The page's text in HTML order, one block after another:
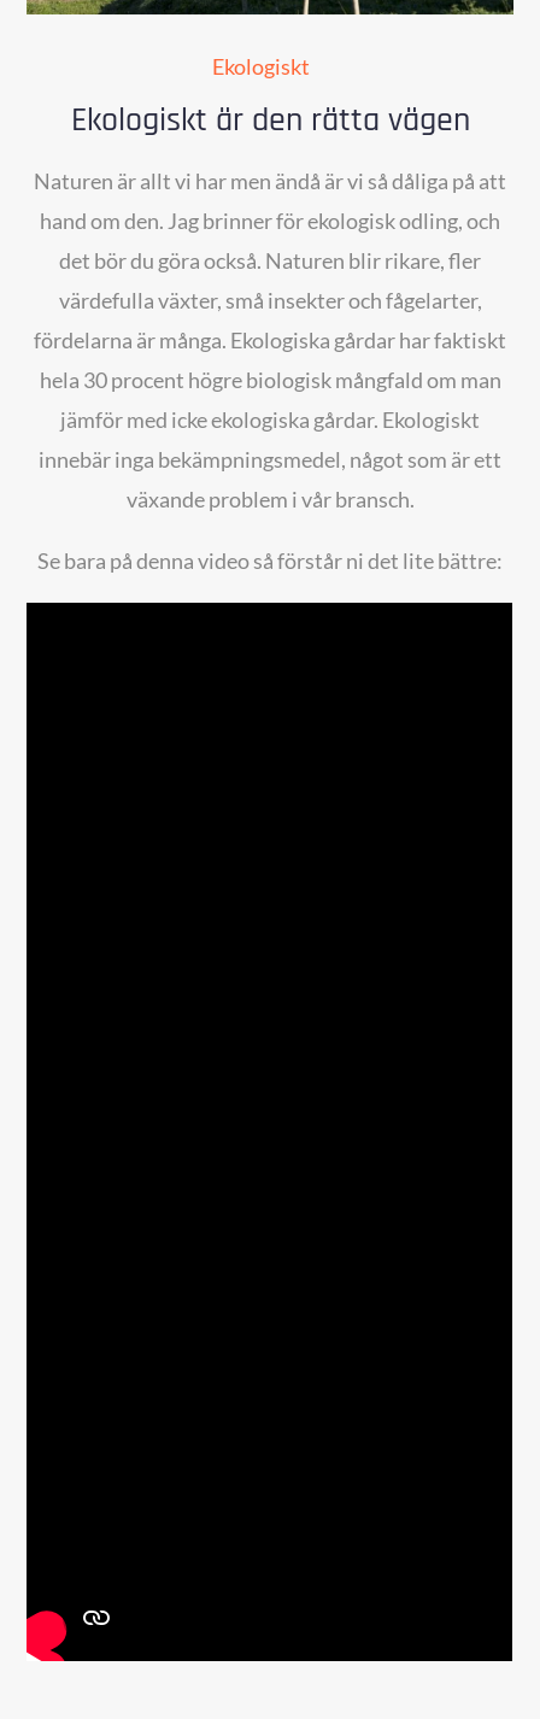
Ekologiskt
Ekologiskt är den rätta vägen
Naturen är allt vi har men ändå är vi så dåliga på att
hand om den. Jag brinner för ekologisk odling, och
det bör du göra också. Naturen blir rikare, fler
värdefulla växter, små insekter och fågelarter,
fördelarna är många. Ekologiska gårdar har faktiskt
hela 30 procent högre biologisk mångfald om man
jämför med icke ekologiska gårdar. Ekologiskt
innebär inga bekämpningsmedel, något som är ett
växande problem i vår bransch.
Se bara på denna video så förstår ni det lite bättre: